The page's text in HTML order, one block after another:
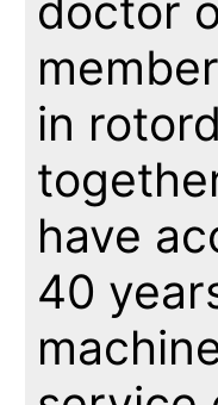
doctor
in
have
40